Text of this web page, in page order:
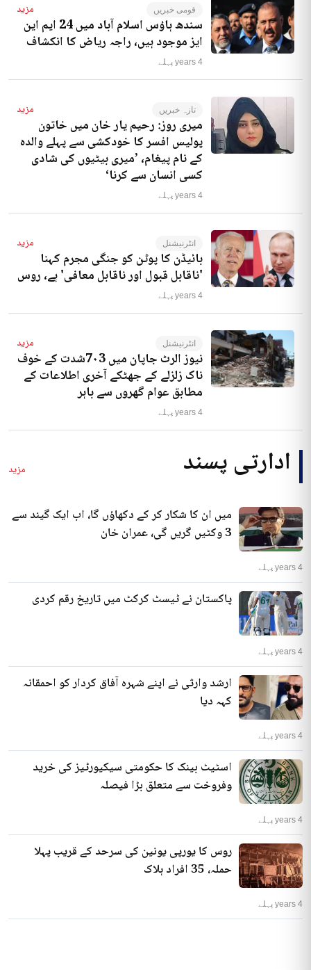
قومی خبریں مزید
سندھ ہاؤس اسلام آباد میں 24 ایم این
ایز موجود ہیں، راجہ ریاض کا انکشاف
4 years پہلے
تازہ خبریں مزید
میری روز: رحیم یار خان میں خاتون
پولیس افسر کا خودکشی سے پہلے والدہ
کے نام پیغام، ’میری بیٹیوں کی شادی
کسی انسان سے کرنا‘
4 years پہلے
انٹرنیشنل مزید
بائیڈن کا پوٹن کو جنگی مجرم کہنا
'ناقابل قبول اور ناقابل معافی' ہے، روس
4 years پہلے
انٹرنیشنل مزید
نیوز الرٹ جاپان میں 7۰3شدت کے خوف
ناک زلزلے کے جھٹکے آخری اطلاعات کے
مطابق عوام گھروں سے باہر
4 years پہلے
ادارتی پسند مزید
میں ان کا شکار کر کے دکھاؤں گا، اب ایک گیند سے
3 وکٹیں گریں گی، عمران خان
4 years پہلے
پاکستان نے ٹیسٹ کرکٹ میں تاریخ رقم کردی
4 years پہلے
ارشد وارثی نے اپنے شہرہ آفاق کردار کو احمقانہ
کہہ دیا
4 years پہلے
اسٹیٹ بینک کا حکومتی سیکیورٹیز کی خرید
وفروخت سے متعلق بڑا فیصلہ
4 years پہلے
روس کا یورپی یونین کی سرحد کے قریب پہلا
حملہ، 35 افراد ہلاک
4 years پہلے